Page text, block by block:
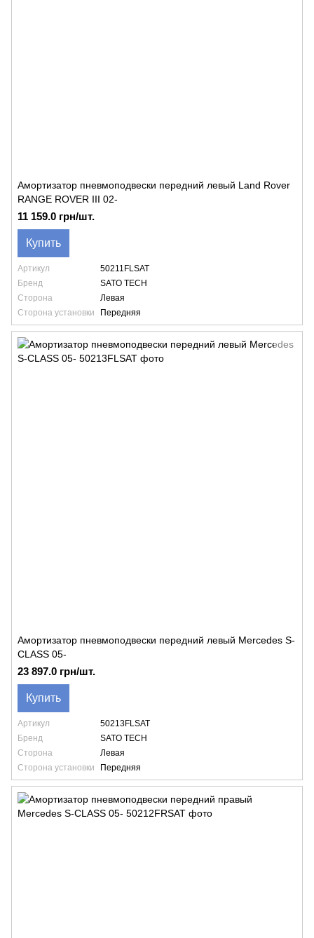
Амортизатор пневмоподвески передний левый Land Rover
RANGE ROVER III 02-
11 159.0 грн/шт.
Купить
Артикул
50211FLSAT
Бренд
SATO TECH
Сторона
Левая
Сторона установки
Передняя
Амортизатор пневмоподвески передний левый Mercedes S-
CLASS 05-
23 897.0 грн/шт.
Купить
Артикул
50213FLSAT
Бренд
SATO TECH
Сторона
Левая
Сторона установки
Передняя